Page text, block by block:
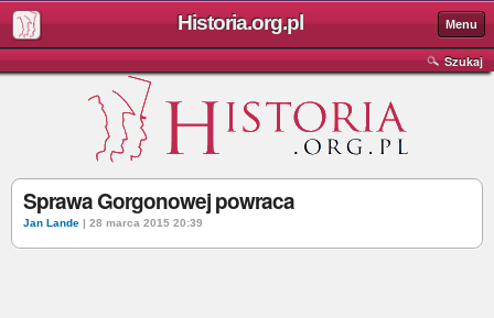
Historia.org.pl Menu
Szukaj
Sprawa Gorgonowej powraca
Jan Lande | 28 marca 2015 20:39